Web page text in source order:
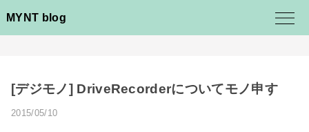
MYNT blog
[デジモノ] DriveRecorderについてモノ申す
2015/05/10